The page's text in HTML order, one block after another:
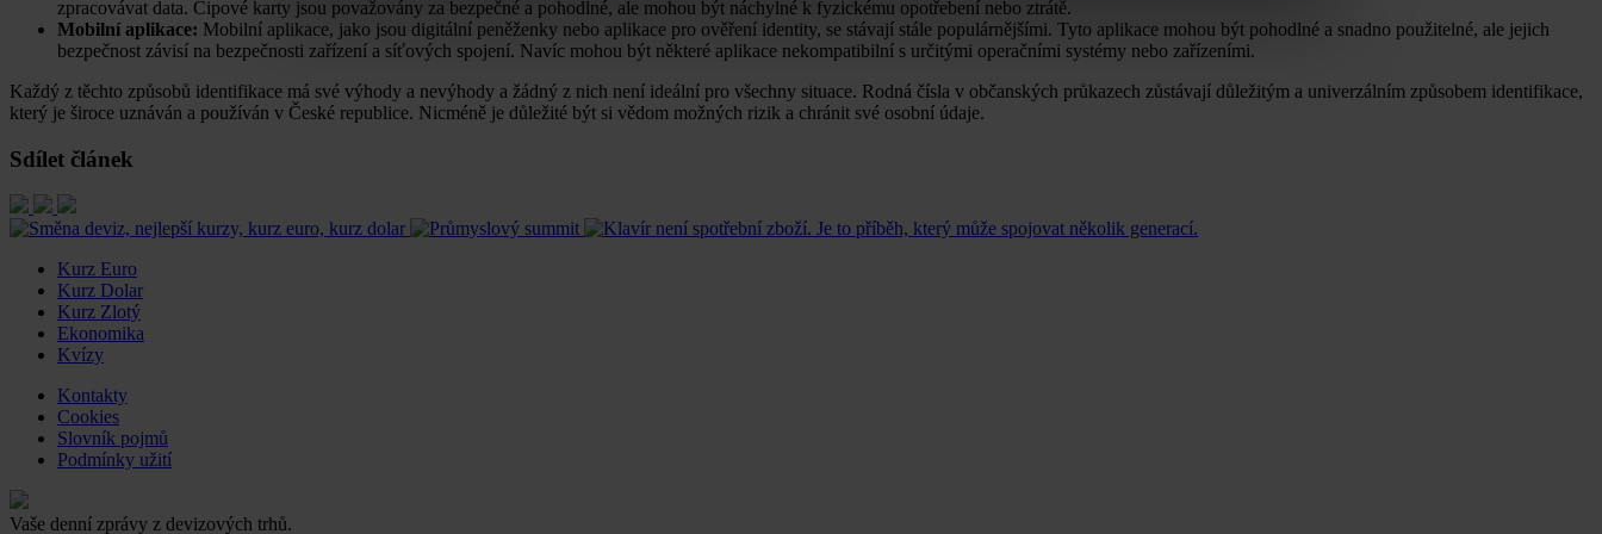
zpracovávat data. Čipové karty jsou považovány za bezpečné a pohodlné, ale mohou být náchylné k fyzickému opotřebení nebo ztrátě.
Mobilní aplikace: Mobilní aplikace, jako jsou digitální peněženky nebo aplikace pro ověření identity, se stávají stále populárnějšími. Tyto aplikace mohou být pohodlné a snadno použitelné, ale jejich
bezpečnost závisí na bezpečnosti zařízení a síťových spojení. Navíc mohou být některé aplikace nekompatibilní s určitými operačními systémy nebo zařízeními.
Každý z těchto způsobů identifikace má své výhody a nevýhody a žádný z nich není ideální pro všechny situace. Rodná čísla v občanských průkazech zůstávají důležitým a univerzálním způsobem identifikace,
který je široce uznáván a používán v České republice. Nicméně je důležité být si vědom možných rizik a chránit své osobní údaje.
Sdílet článek
Kurz Euro
Kurz Dolar
Kurz Zlotý
Ekonomika
Kvízy
Kontakty
Cookies
Slovník pojmů
Podmínky užití
Vaše denní zprávy z devizových trhů.